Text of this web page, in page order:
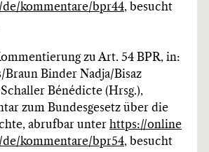
kommentare/bpr44, besucht
zu Art. 54 BPR, in:
Braun Binder Nadja/Bisaz
Bénédicte (Hrsg.),
zum Bundesgesetz über die
abrufbar unter https://online
kommentare/bpr54, besucht